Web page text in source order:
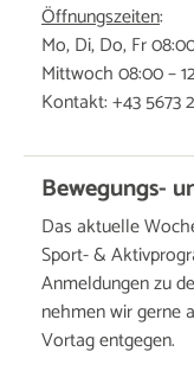
Öffnungszeiten:
Mo, Di, Do, Fr
Mittwoch 08:00 –
Kontakt: +43 5673
Bewegungs-
Das aktuelle
Sport- &
Anmeldungen zu
nehmen wir gerne
Vortag entgegen.